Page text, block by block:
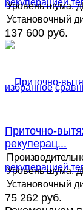
избранное
Уровень шума,
Установочный
137 600 руб.
Приточно-
рекуперац...
Уровень шума,
Установочный
75 262 руб.